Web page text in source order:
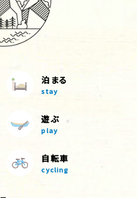
泊まる
stay
遊ぶ
play
自転車
cycling